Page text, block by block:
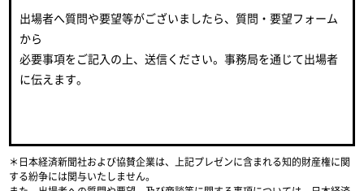
出場者へ質問や要望等がございましたら、質問・要望フォーム
から
必要事項をご記入の上、送信ください。事務局を通じて出場者
に伝えます。
＊日本経済新聞社および協賛企業は、上記プレゼンに含まれる知的財産権に関
する紛争には関与いたしません。